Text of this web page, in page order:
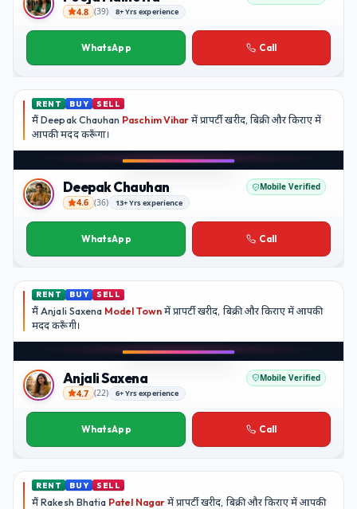
Pooja Malhotra
4.8 (39) 8+ Yrs experience
WhatsApp Call
RENT BUY SELL
मैंDeepak Chauhan Paschim Vihar में प्रापर्टी खरीद, बिक्री और किराए में
आपकी मदद करूँगा।
Deepak Chauhan
Deepak Chauhan Mobile Verified
4.6 (36) 13+ Yrs experience
WhatsApp Call
RENT BUY SELL
मैंAnjali Saxena Model Townमें प्रापर्टी खरीद, बिक्री और किराए में आपकी
मददकरूँगी।
Anjali Saxena
Anjali Saxena Mobile Verified
4.7 (22) 6+ Yrs experience
WhatsApp Call
RENT BUY SELL
मैंRakesh Bhatia Patel Nagarमें प्रापर्टी खरीद, बिक्री और किराए में आपकी